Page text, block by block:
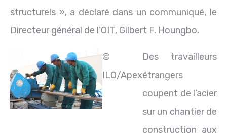
structurels », a déclaré dans un communiqué, le
Directeur général de l’OIT, Gilbert F. Houngbo.
©
ILO/Apex
Des travailleurs
étrangers
coupent de l’acier
sur un chantier de
construction aux